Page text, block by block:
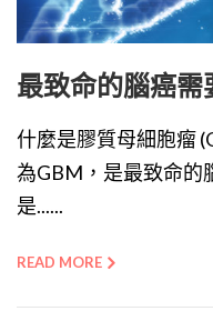
最致命的腦癌需
什麼是膠質母細胞瘤
為GBM，是最致命的
是......
READ MORE